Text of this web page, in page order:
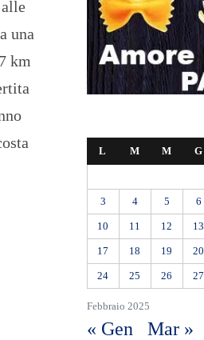
una
km
Febbraio 2025
L M M G
3 4 5 6
10 11 12 13
17 18 19 20
24 25 26 27
« Gen Mar »